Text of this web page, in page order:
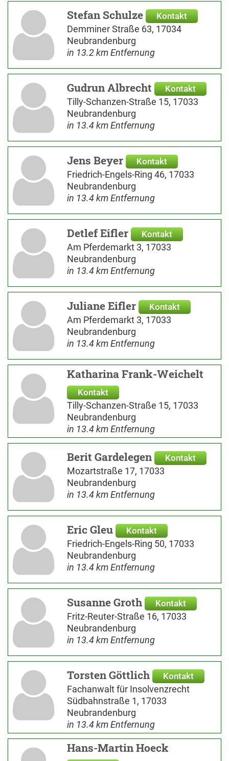
Stefan Schulze Kontakt
Demminer Straße 63, 17034
Neubrandenburg
in 13.2 km Entfernung
Gudrun Albrecht Kontakt
Tilly-Schanzen-Straße 15, 17033
Neubrandenburg
in 13.4 km Entfernung
Jens Beyer Kontakt
Friedrich-Engels-Ring 46, 17033
Neubrandenburg
in 13.4 km Entfernung
Detlef Eifler Kontakt
Am Pferdemarkt 3, 17033
Neubrandenburg
in 13.4 km Entfernung
Juliane Eifler Kontakt
Am Pferdemarkt 3, 17033
Neubrandenburg
in 13.4 km Entfernung
Katharina Frank-Weichelt
Kontakt
Tilly-Schanzen-Straße 15, 17033
Neubrandenburg
in 13.4 km Entfernung
Berit Gardelegen Kontakt
Mozartstraße 17, 17033
Neubrandenburg
in 13.4 km Entfernung
Eric Gleu Kontakt
Friedrich-Engels-Ring 50, 17033
Neubrandenburg
in 13.4 km Entfernung
Susanne Groth Kontakt
Fritz-Reuter-Straße 16, 17033
Neubrandenburg
in 13.4 km Entfernung
Torsten Göttlich Kontakt
Fachanwalt für Insolvenzrecht
Südbahnstraße 1, 17033
Neubrandenburg
in 13.4 km Entfernung
Hans-Martin Hoeck